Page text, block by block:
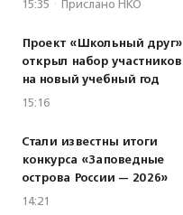
15:35 · Прислано НКО
Проект «Школьный друг»
открыл набор участников
на новый учебный год
15:16
Стали известны итоги
конкурса «Заповедные
острова России — 2026»
14:21